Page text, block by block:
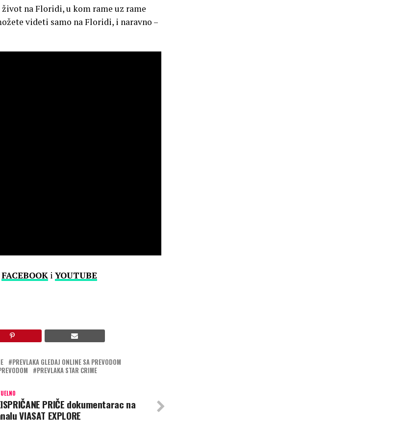
na Floridi, u kom rame uz rame
videti samo na Floridi, i naravno –
FACEBOOK i YOUTUBE
PREVLAKA GLEDAJ ONLINE SA PREVODOM
PREVLAKA STAR CRIME
PRIČE dokumentarac na
VIASAT EXPLORE